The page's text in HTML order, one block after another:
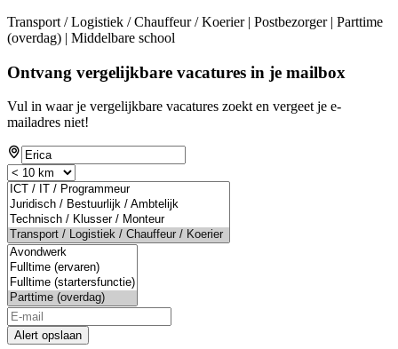
Transport / Logistiek / Chauffeur / Koerier | Postbezorger | Parttime
(overdag) | Middelbare school
Ontvang vergelijkbare vacatures in je mailbox
Vul in waar je vergelijkbare vacatures zoekt en vergeet je e-
mailadres niet!
Alert opslaan